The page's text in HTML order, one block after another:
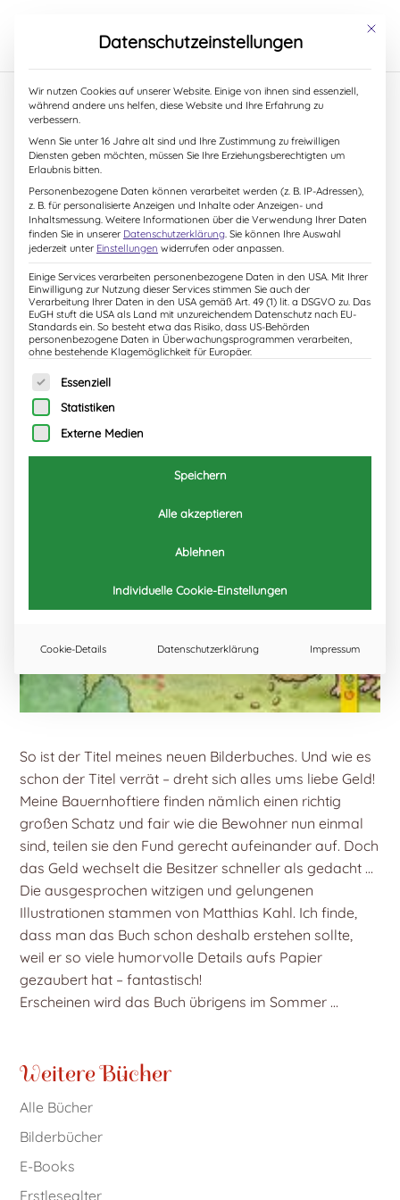
Und es gibt noch etwas zu
sehen…
4. Mai 2015
So ist der Titel meines neuen Bilderbuches. Und wie es
schon der Titel verrät – dreht sich alles ums liebe Geld!
Meine Bauernhoftiere finden nämlich einen richtig
großen Schatz und fair wie die Bewohner nun einmal
sind, teilen sie den Fund gerecht aufeinander auf. Doch
das Geld wechselt die Besitzer schneller als gedacht …
Die ausgesprochen witzigen und gelungenen
Illustrationen stammen von Matthias Kahl. Ich finde,
dass man das Buch schon deshalb erstehen sollte,
weil er so viele humorvolle Details aufs Papier
gezaubert hat – fantastisch!
Erscheinen wird das Buch übrigens im Sommer …
Weitere Bücher
Alle Bücher
Bilderbücher
E-Books
Erstlesealter
Mit
Datenschutzeinstellungen
Wir nutzen Cookies auf unserer Website. Einige von ihnen sind essenziell,
während andere uns helfen, diese Website und Ihre Erfahrung zu
verbessern.
Wenn Sie unter 16 Jahre alt sind und Ihre Zustimmung zu freiwilligen
Diensten geben möchten, müssen Sie Ihre Erziehungsberechtigten um
Erlaubnis bitten.
Personenbezogene Daten können verarbeitet werden (z. B. IP-Adressen),
z. B. für personalisierte Anzeigen und Inhalte oder Anzeigen- und
Inhaltsmessung. Weitere Informationen über die Verwendung Ihrer Daten
finden Sie in unserer Datenschutzerklärung. Sie können Ihre Auswahl
jederzeit unter Einstellungen widerrufen oder anpassen.
Einige Services verarbeiten personenbezogene Daten in den USA. Mit Ihrer
Einwilligung zur Nutzung dieser Services stimmen Sie auch der
Verarbeitung Ihrer Daten in den USA gemäß Art. 49 (1) lit. a DSGVO zu. Das
EuGH stuft die USA als Land mit unzureichendem Datenschutz nach EU-
Standards ein. So besteht etwa das Risiko, dass US-Behörden
personenbezogene Daten in Überwachungsprogrammen verarbeiten,
ohne bestehende Klagemöglichkeit für Europäer.
Es folgt eine Liste der Service-Gruppen, für die eine
Essenziell
Statistiken
Externe Medien
Speichern
Alle akzeptieren
Ablehnen
Individuelle Cookie-Einstellungen
Cookie-Details Datenschutzerklärung Impressum